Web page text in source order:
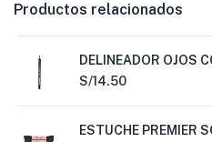
Productos relacionados
DELINEADOR OJOS
S/14.50
ESTUCHE PREMIER